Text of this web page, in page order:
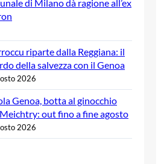
di Milano dà ragione all’ex
riparte dalla Reggiana: il
della salvezza con il Genoa
2026
Genoa, botta al ginocchio
out fino a fine agosto
2026